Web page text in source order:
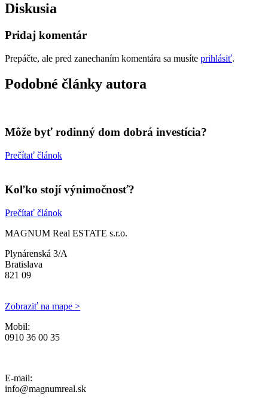
Diskusia
Pridaj komentár
Prepáčte, ale pred zanechaním komentára sa musíte prihlásiť.
Podobné články autora
Môže byť rodinný dom dobrá investícia?
Prečítať článok
Koľko stojí výnimočnosť?
Prečítať článok
MAGNUM Real ESTATE s.r.o.
Plynárenská 3/A
Bratislava
821 09
Zobraziť na mape >
Mobil:
0910 36 00 35
E-mail:
info@magnumreal.sk